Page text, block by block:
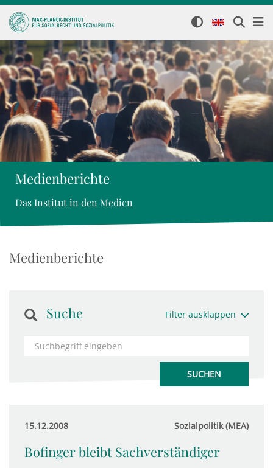
Medienberichte
Das Institut in den Medien
Medienberichte
Suche Filter ausklappen
15.12.2008 Sozialpolitik (MEA)
Bofinger bleibt Sachverständiger